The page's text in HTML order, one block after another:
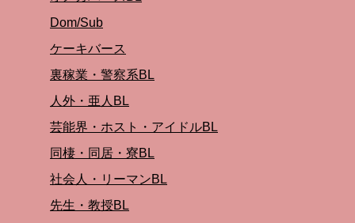
Dom/Sub
ケーキバース
裏稼業・警察系BL
人外・亜人BL
芸能界・ホスト・アイドルBL
同棲・同居・寮BL
社会人・リーマンBL
先生・教授BL